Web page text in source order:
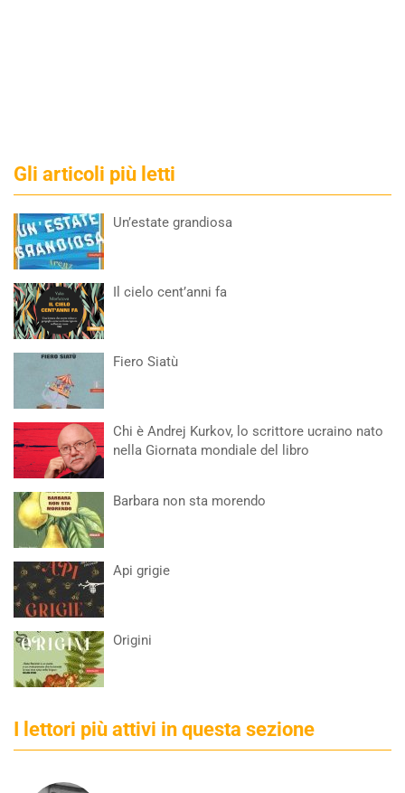
Gli articoli più letti
Un’estate grandiosa
Il cielo cent’anni fa
Fiero Siatù
Chi è Andrej Kurkov, lo scrittore ucraino nato
nella Giornata mondiale del libro
Barbara non sta morendo
Api grigie
Origini
I lettori più attivi in questa sezione